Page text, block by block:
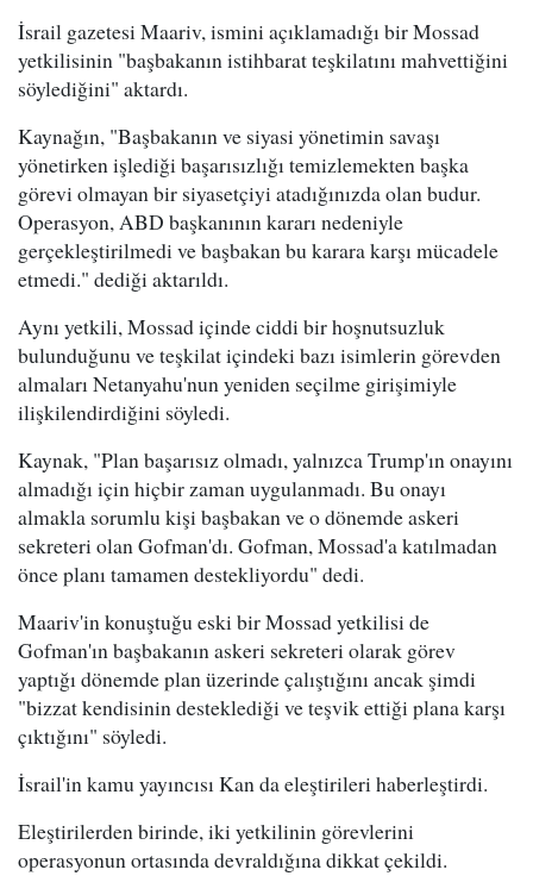
İsrail gazetesi Maariv, ismini açıklamadığı bir Mossad
yetkilisinin "başbakanın istihbarat teşkilatını mahvettiğini
söylediğini" aktardı.
Kaynağın, "Başbakanın ve siyasi yönetimin savaşı
yönetirken işlediği başarısızlığı temizlemekten başka
görevi olmayan bir siyasetçiyi atadığınızda olan budur.
Operasyon, ABD başkanının kararı nedeniyle
gerçekleştirilmedi ve başbakan bu karara karşı mücadele
etmedi." dediği aktarıldı.
Aynı yetkili, Mossad içinde ciddi bir hoşnutsuzluk
bulunduğunu ve teşkilat içindeki bazı isimlerin görevden
almaları Netanyahu'nun yeniden seçilme girişimiyle
ilişkilendirdiğini söyledi.
Kaynak, "Plan başarısız olmadı, yalnızca Trump'ın onayını
almadığı için hiçbir zaman uygulanmadı. Bu onayı
almakla sorumlu kişi başbakan ve o dönemde askeri
sekreteri olan Gofman'dı. Gofman, Mossad'a katılmadan
önce planı tamamen destekliyordu" dedi.
Maariv'in konuştuğu eski bir Mossad yetkilisi de
Gofman'ın başbakanın askeri sekreteri olarak görev
yaptığı dönemde plan üzerinde çalıştığını ancak şimdi
"bizzat kendisinin desteklediği ve teşvik ettiği plana karşı
çıktığını" söyledi.
İsrail'in kamu yayıncısı Kan da eleştirileri haberleştirdi.
Eleştirilerden birinde, iki yetkilinin görevlerini
operasyonun ortasında devraldığına dikkat çekildi.